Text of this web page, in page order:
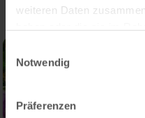
weiteren Daten
Notwendig
Präferenzen